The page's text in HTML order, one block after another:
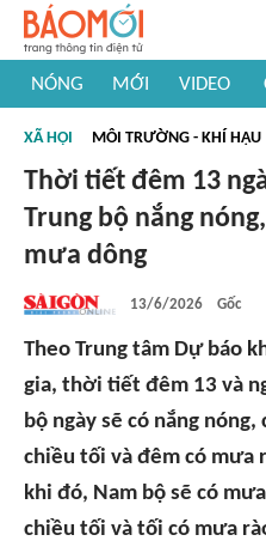
NÓNG MỚI VIDEO
#Khám phá thế giới
XÃ HỘI MÔI TRƯỜNG - KHÍ HẬU
Thời tiết đêm 13
Trung bộ nắng
mưa dông
13/6/2026 Gốc
Theo Trung tâm Dự báo
gia, thời tiết đêm 13 và
bộ ngày sẽ có nắng
chiều tối và đêm có mưa
khi đó, Nam bộ sẽ có
chiều tối và tối có mưa